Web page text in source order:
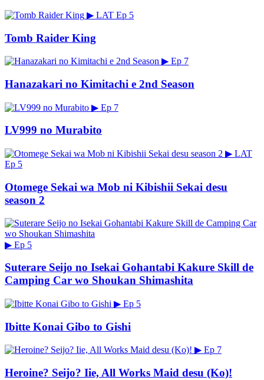
▶ LAT Ep 5
Tomb Raider King
▶ Ep 7
Hanazakari no Kimitachi e 2nd Season
▶ Ep 7
LV999 no Murabito
▶ LAT
Ep 5
Otomege Sekai wa Mob ni Kibishii Sekai desu
season 2
▶ Ep 5
Suterare Seijo no Isekai Gohantabi Kakure Skill de
Camping Car wo Shoukan Shimashita
▶ Ep 5
Ibitte Konai Gibo to Gishi
▶ Ep 7
Heroine? Seijo? Iie, All Works Maid desu (Ko)!